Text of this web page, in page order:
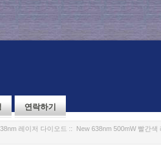
연락하기
레이저 다이오드 :: New 638nm 500mW 빨간색